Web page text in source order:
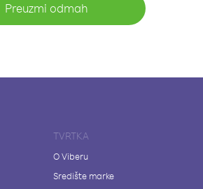
Preuzmi odmah
TVRTKA
O Viberu
Središte marke